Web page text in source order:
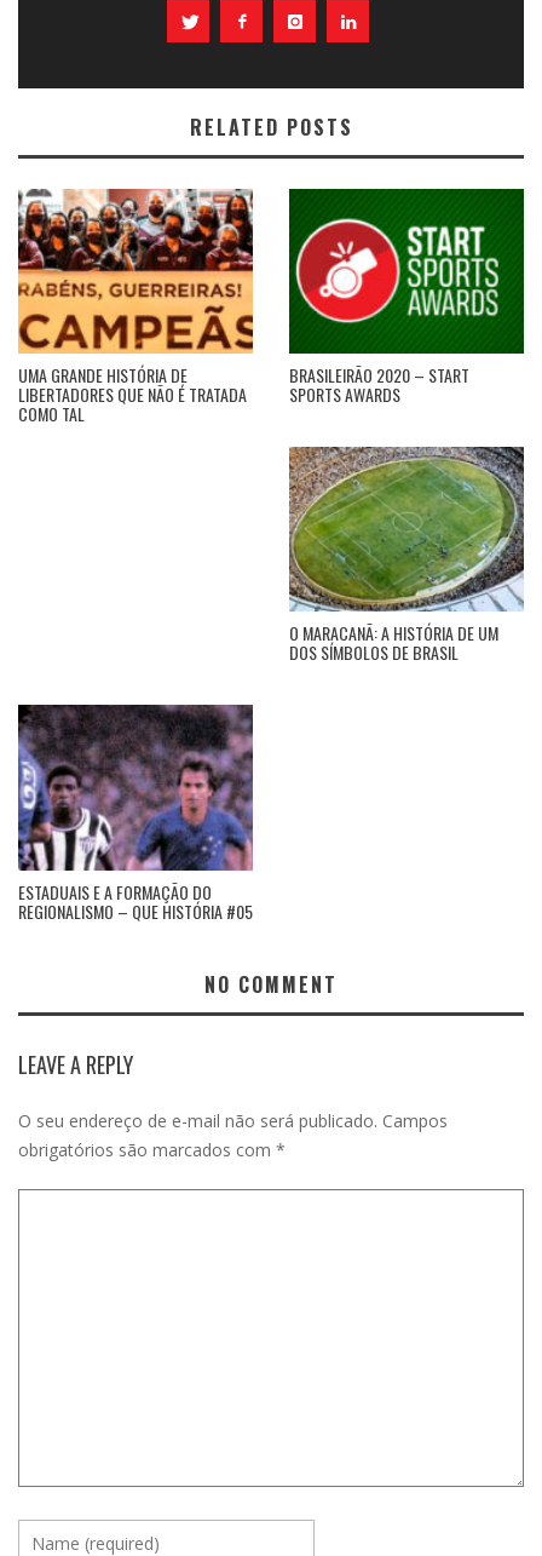
RELATED POSTS
UMA GRANDE HISTÓRIA DE
LIBERTADORES QUE NÃO É TRATADA
COMO TAL
BRASILEIRÃO 2020 – START
SPORTS AWARDS
O MARACANÃ: A HISTÓRIA DE UM
DOS SÍMBOLOS DE BRASIL
ESTADUAIS E A FORMAÇÃO DO
REGIONALISMO – QUE HISTÓRIA #05
NO COMMENT
LEAVE A REPLY
O seu endereço de e-mail não será publicado. Campos
obrigatórios são marcados com *